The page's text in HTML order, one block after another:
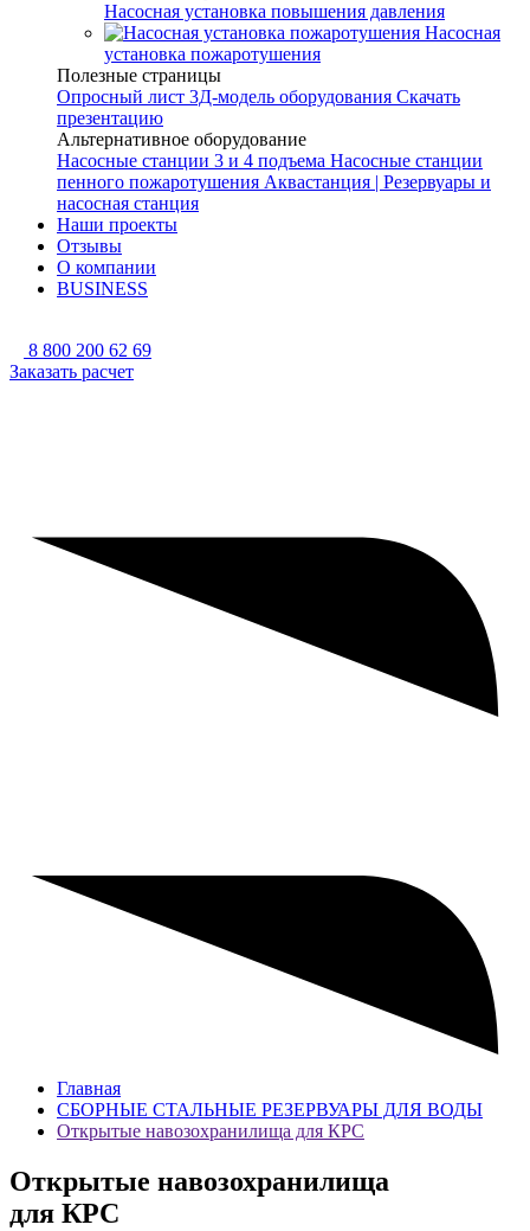
Насосная установка повышения давления
Насосная
установка пожаротушения
Полезные страницы
Опросный лист 3Д-модель оборудования Скачать
презентацию
Альтернативное оборудование
Насосные станции 3 и 4 подъема Насосные станции
пенного пожаротушения Аквастанция | Резервуары и
насосная станция
Наши проекты
Отзывы
О компании
BUSINESS
8 800 200 62 69
Заказать расчет
Главная
СБОРНЫЕ СТАЛЬНЫЕ РЕЗЕРВУАРЫ ДЛЯ ВОДЫ
Открытые навозохранилища для КРС
Открытые навозохранилища
для КРС